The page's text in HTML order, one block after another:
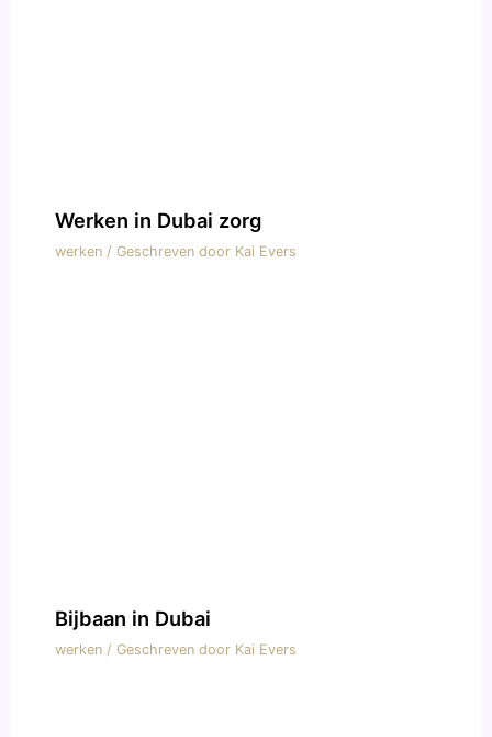
Werken in Dubai zorg
werken/ Geschreven door Kai Evers
Bijbaan in Dubai
werken/ Geschreven door Kai Evers